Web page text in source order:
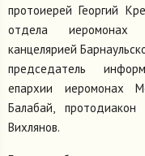
протоиерей Георгий
отдела иеромонах
канцелярией
председатель
епархии иеромонах
Балабай,
Вихлянов.